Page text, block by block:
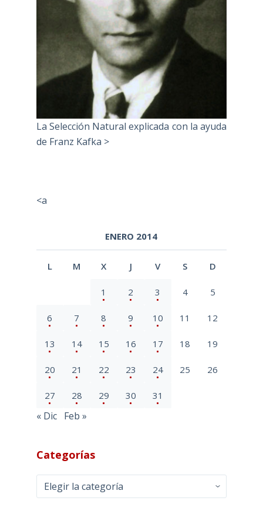
La Selección Natural explicada con la ayuda
de Franz Kafka >
<a
ENERO 2014
L M X J V S D
1 2 3 4 5
6 7 8 9 10 11 12
13 14 15 16 17 18 19
20 21 22 23 24 25 26
27 28 29 30 31
« Dic Feb »
Categorías
Categorías